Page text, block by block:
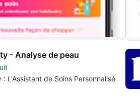
- Analyse de peau
: L'Assistant de Soins Personnalisé